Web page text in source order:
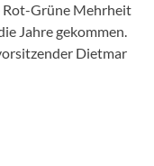
Rot-Grüne Mehrheit
Jahre gekommen.
Dietmar